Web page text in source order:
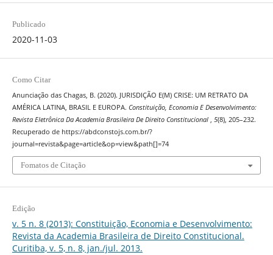
Publicado
2020-11-03
Como Citar
Anunciação das Chagas, B. (2020). JURISDIÇÃO E(M) CRISE: UM RETRATO DA
AMÉRICA LATINA, BRASIL E EUROPA. Constituição, Economia E Desenvolvimento:
Revista Eletrônica Da Academia Brasileira De Direito Constitucional
5(8), 205–232.
Recuperado de https://abdconstojs.com.br/?
journal=revista&page=article&op=view&path[]=74
Fomatos de Citação
Edição
v. 5 n. 8 (2013): Constituição, Economia e Desenvolvimento:
Revista da Academia Brasileira de Direito Constitucional.
Curitiba, v. 5, n. 8, jan./jul. 2013.